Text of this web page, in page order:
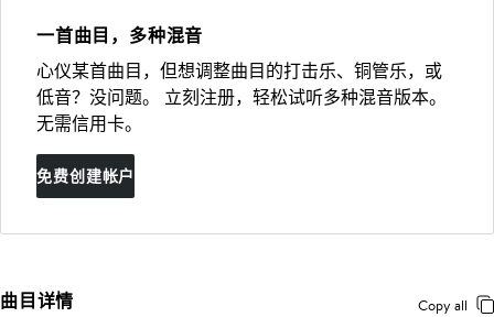
一首曲目，多种混音
心仪某首曲目，但想调整曲目的打击乐、铜管乐，或
低音？没问题。 立刻注册，轻松试听多种混音版本。
无需信用卡。
免费创建帐户
曲目详情 Copy all